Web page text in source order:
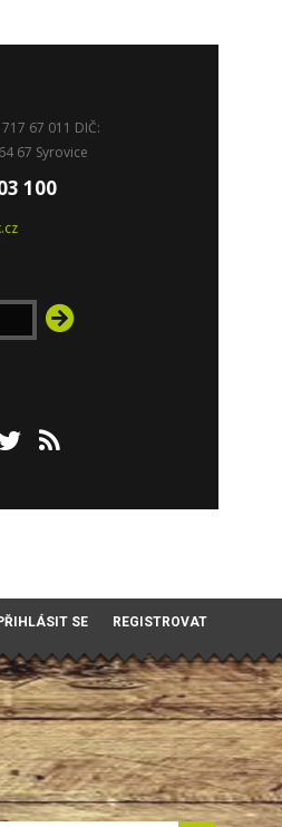
67 011 DIČ:
67 Syrovice
100
SE REGISTROVAT